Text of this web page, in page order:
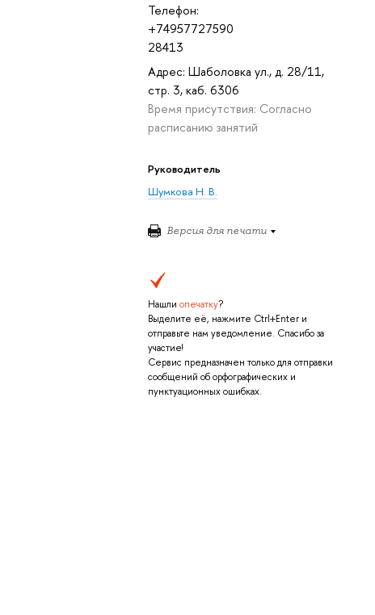
Телефон:
+74957727590
28413
Адрес: Шаболовка ул., д. 28/11,
стр. 3, каб. 6306
Время присутствия: Согласно
расписанию занятий
Руководитель
Шумкова Н. В.
Версия для печати
Нашли опечатку?
Выделите её, нажмите Ctrl+Enter и
отправьте нам уведомление. Спасибо за
участие!
Сервис предназначен только для отправки
сообщений об орфографических и
пунктуационных ошибках.